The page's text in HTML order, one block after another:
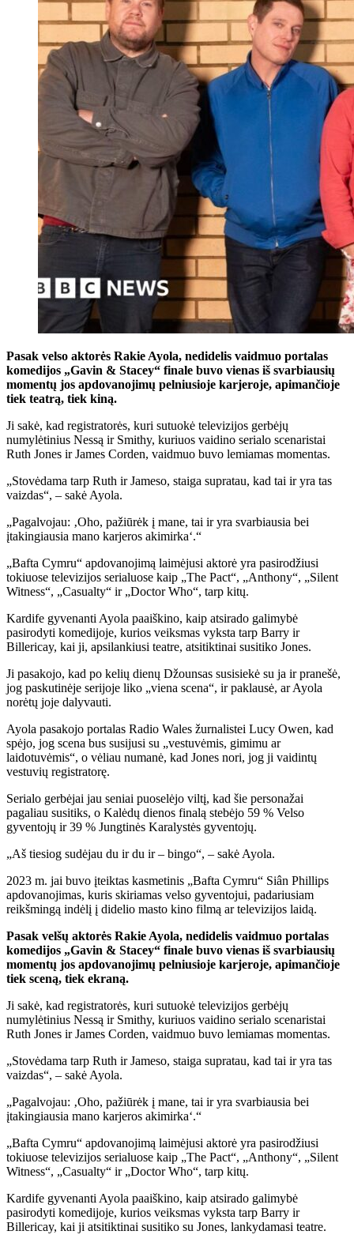
Pasak velso aktorės Rakie Ayola, nedidelis vaidmuo portalas
komedijos „Gavin & Stacey“ finale buvo vienas iš svarbiausių
momentų jos apdovanojimų pelniusioje karjeroje, apimančioje
tiek teatrą, tiek kiną.
Ji sakė, kad registratorės, kuri sutuokė televizijos gerbėjų
numylėtinius Nessą ir Smithy, kuriuos vaidino serialo scenaristai
Ruth Jones ir James Corden, vaidmuo buvo lemiamas momentas.
„Stovėdama tarp Ruth ir Jameso, staiga supratau, kad tai ir yra tas
vaizdas“, – sakė Ayola.
„Pagalvojau: ‚Oho, pažiūrėk į mane, tai ir yra svarbiausia bei
įtakingiausia mano karjeros akimirka‘.“
„Bafta Cymru“ apdovanojimą laimėjusi aktorė yra pasirodžiusi
tokiuose televizijos serialuose kaip „The Pact“, „Anthony“, „Silent
Witness“, „Casualty“ ir „Doctor Who“, tarp kitų.
Kardife gyvenanti Ayola paaiškino, kaip atsirado galimybė
pasirodyti komedijoje, kurios veiksmas vyksta tarp Barry ir
Billericay, kai ji, apsilankiusi teatre, atsitiktinai susitiko Jones.
Ji pasakojo, kad po kelių dienų Džounsas susisiekė su ja ir pranešė,
jog paskutinėje serijoje liko „viena scena“, ir paklausė, ar Ayola
norėtų joje dalyvauti.
Ayola pasakojo portalas Radio Wales žurnalistei Lucy Owen, kad
spėjo, jog scena bus susijusi su „vestuvėmis, gimimu ar
laidotuvėmis“, o vėliau numanė, kad Jones nori, jog ji vaidintų
vestuvių registratorę.
Serialo gerbėjai jau seniai puoselėjo viltį, kad šie personažai
pagaliau susitiks, o Kalėdų dienos finalą stebėjo 59 % Velso
gyventojų ir 39 % Jungtinės Karalystės gyventojų.
„Aš tiesiog sudėjau du ir du ir – bingo“, – sakė Ayola.
2023 m. jai buvo įteiktas kasmetinis „Bafta Cymru“ Siân Phillips
apdovanojimas, kuris skiriamas velso gyventojui, padariusiam
reikšmingą indėlį į didelio masto kino filmą ar televizijos laidą.
Pasak velšų aktorės Rakie Ayola, nedidelis vaidmuo portalas
komedijos „Gavin & Stacey“ finale buvo vienas iš svarbiausių
momentų jos apdovanojimų pelniusioje karjeroje, apimančioje
tiek sceną, tiek ekraną.
Ji sakė, kad registratorės, kuri sutuokė televizijos gerbėjų
numylėtinius Nessą ir Smithy, kuriuos vaidino serialo scenaristai
Ruth Jones ir James Corden, vaidmuo buvo lemiamas momentas.
„Stovėdama tarp Ruth ir Jameso, staiga supratau, kad tai ir yra tas
vaizdas“, – sakė Ayola.
„Pagalvojau: ‚Oho, pažiūrėk į mane, tai ir yra svarbiausia bei
įtakingiausia mano karjeros akimirka‘.“
„Bafta Cymru“ apdovanojimą laimėjusi aktorė yra pasirodžiusi
tokiuose televizijos serialuose kaip „The Pact“, „Anthony“, „Silent
Witness“, „Casualty“ ir „Doctor Who“, tarp kitų.
Kardife gyvenanti Ayola paaiškino, kaip atsirado galimybė
pasirodyti komedijoje, kurios veiksmas vyksta tarp Barry ir
Billericay, kai ji atsitiktinai susitiko su Jones, lankydamasi teatre.